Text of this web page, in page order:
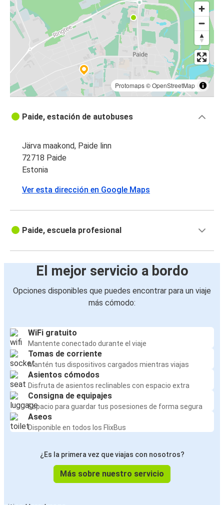
Protomaps©OpenStreetMap
Paide, estación de autobuses
Järva maakond, Paide linn
72718 Paide
Estonia
Ver esta dirección en Google Maps
Paide, escuela profesional
El mejor servicio a bordo
Opciones disponibles que puedes encontrar para un viaje
más cómodo:
WiFi gratuito
Mantente conectado durante el viaje
Tomas de corriente
Mantén tus dispositivos cargados mientras viajas
Asientos cómodos
Disfruta de asientos reclinables con espacio extra
Consigna de equipajes
Espacio para guardar tus posesiones de forma segura
Aseos
Disponible en todos los FlixBus
¿Es la primera vez que viajas con nosotros?
Más sobre nuestro servicio